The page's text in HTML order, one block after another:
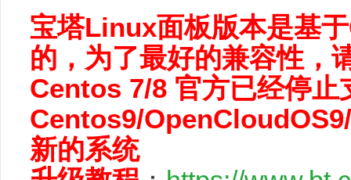
宝塔Linux面板版本是基
的，为了最好的兼容性，
Centos 7/8 官方已经停止
Centos9/
新的系统